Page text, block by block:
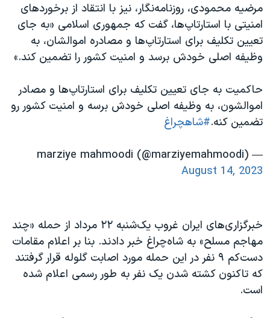
مرضیه محمودی، روزنامه‌نگار، نیز با انتقاد از برخوردهای
امنیتی با استارتاپ‌ها، گفت که جمهوری اسلامی «به جای
تعیین تکلیف برای استارتاپ‌ها و مصادره اموالشان، به
وظیفه اصلی خودش برسد و امنیت کشور را تضمین کند.»
حاکمیت به جای تعیین تکلیف برای استارتاپ‌ها و مصادر
اموالشون، به وظیفه اصلی خودش برسه و امنیت کشور رو
تضمین کنه.#شاهچراغ
— marziye mahmoodi (@marziyemahmoodi)
August 14, 2023
خبرگزاری‌های ایران غروب یک‌شنبه ۲۲ مرداد از حمله «چند
مهاجم مسلح» به شاه‌چراغ خبر دادند. بنا بر اعلام مقامات
دست‌کم ۹ نفر در این حمله مورد اصابت گلوله قرار گرفتند
که تاکنون کشته شدن یک نفر به طور رسمی اعلام شده
است.